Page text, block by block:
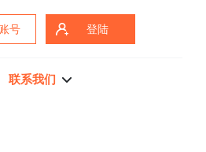
号 登陆
联系我们